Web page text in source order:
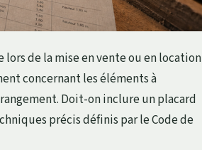
de la mise en vente ou en location
concernant les éléments à
Doit-on inclure un placard
précis définis par le Code de